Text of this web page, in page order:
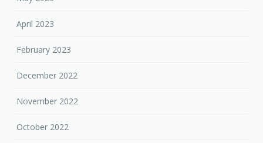
April 2023
February 2023
December 2022
November 2022
October 2022